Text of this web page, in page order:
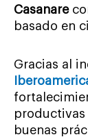
Casanare
basado en
Gracias al
productivas
buenas